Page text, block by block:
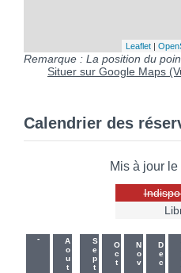
Leaflet |
Remarque : La position du
Situer sur Google Maps
Calendrier des
Mis à jour
- Aout Sept Oct Nov Dec